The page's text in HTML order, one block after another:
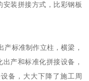
装拼接方式，比彩钢板
产标准制作立柱，横梁，
产和标准化拼接设备，
备，大大下降了施工周